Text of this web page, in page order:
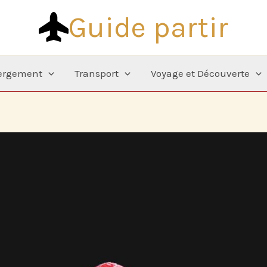
Guide partir
Transport Voyage et Découverte